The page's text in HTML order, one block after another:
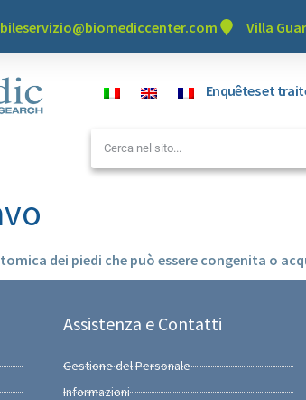
Villa
Enquêtes et
dei piedi che può essere congenita o
Assistenza e Contatti
Gestione del Personale
Informazioni